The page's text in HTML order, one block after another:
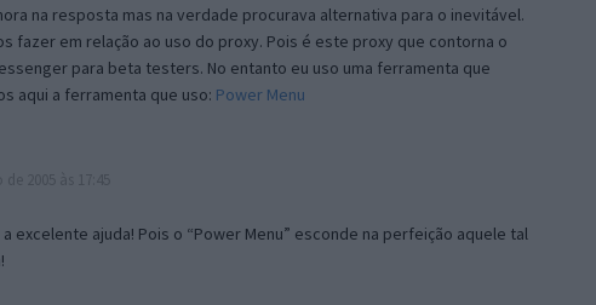
na resposta mas na verdade procurava alternativa para o inevitável.
fazer em relação ao uso do proxy. Pois é este proxy que contorna o
para beta testers. No entanto eu uso uma ferramenta que
aqui a ferramenta que uso: Power Menu
excelente ajuda! Pois o “Power Menu” esconde na perfeição aquele tal